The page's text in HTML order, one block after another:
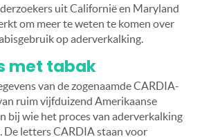
uit Californië en Maryland
om meer te weten te komen over
op aderverkalking.
met tabak
van de zogenaamde CARDIA-
ruim vijfduizend Amerikaanse
bij wie het proces van aderverkalking
letters CARDIA staan voor